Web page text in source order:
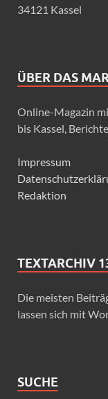
34121 Kassel
ÜBER DAS
Online-Magazin
bis Kassel,
Impressum
Redaktion
TEXTARCHIV
Die meisten
lassen sich mit
SUCHE